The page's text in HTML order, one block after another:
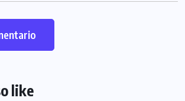
like